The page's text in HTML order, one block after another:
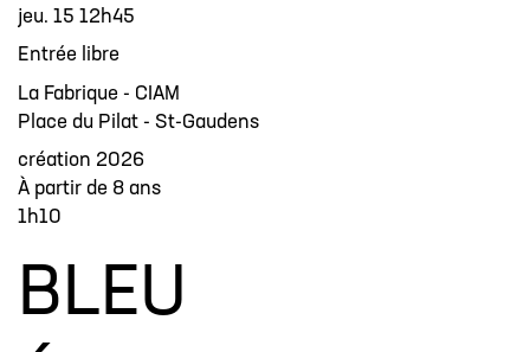
jeu. 15 12h45
Entrée libre
La Fabrique - CIAM
Place du Pilat - St-Gaudens
création 2026
À partir de 8 ans
1h10
BLEU